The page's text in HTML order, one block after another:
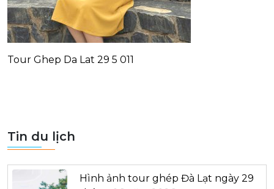
Tour Ghep Da Lat 29 5 011
Tin du lịch
Hình ảnh tour ghép Đà Lạt ngày 29